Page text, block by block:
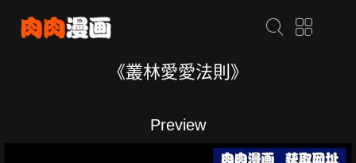
《叢林愛愛法則》
Preview